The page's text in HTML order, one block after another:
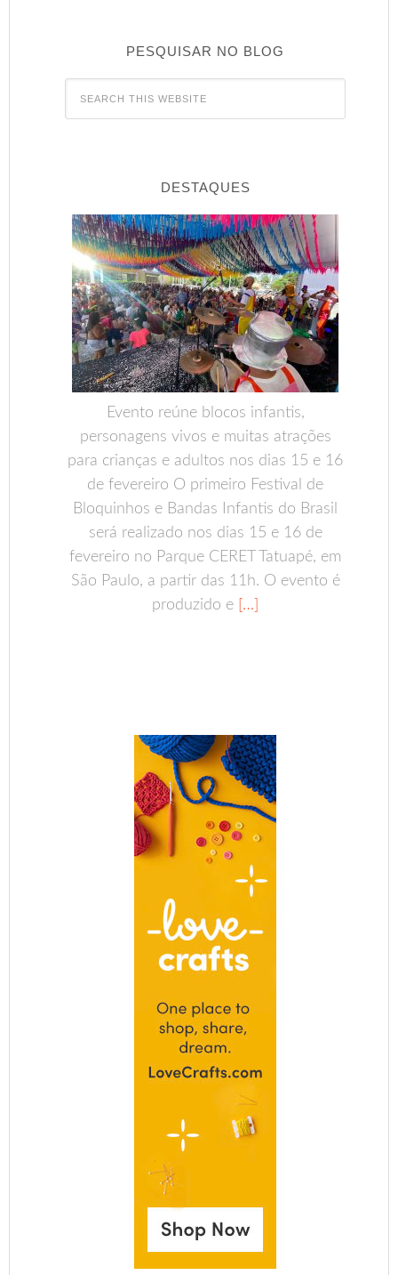
PESQUISAR NO BLOG
DESTAQUES
Evento reúne blocos infantis,
personagens vivos e muitas atrações
para crianças e adultos nos dias 15 e 16
de fevereiro O primeiro Festival de
Bloquinhos e Bandas Infantis do Brasil
será realizado nos dias 15 e 16 de
fevereiro no Parque CERET Tatuapé, em
São Paulo, a partir das 11h. O evento é
produzido e […]